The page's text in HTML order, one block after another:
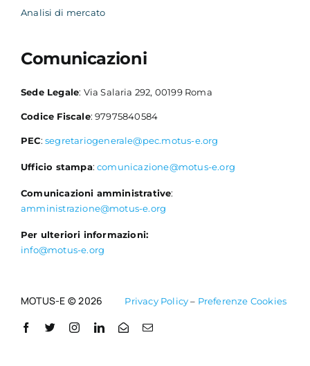
Analisi di mercato
Comunicazioni
Sede Legale: Via Salaria 292, 00199 Roma
Codice Fiscale: 97975840584
PEC: segretariogenerale@pec.motus-e.org
Ufficio stampa:comunicazione@motus-e.org
Comunicazioni amministrative:
amministrazione@motus-e.org
Per ulteriori informazioni:
info@motus-e.org
MOTUS-E © 2026 Privacy Policy– Preferenze Cookies